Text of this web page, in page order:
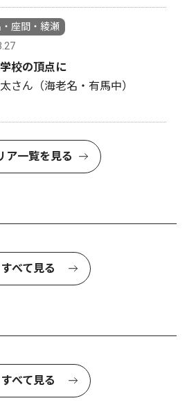
座間・綾瀬
校の頂点に
さん（海老名・有馬中）
ア一覧を見る
すべて見る
すべて見る